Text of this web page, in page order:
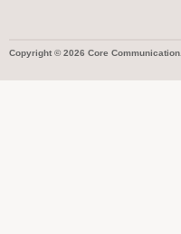
Copyright © 2026 Core Communication.